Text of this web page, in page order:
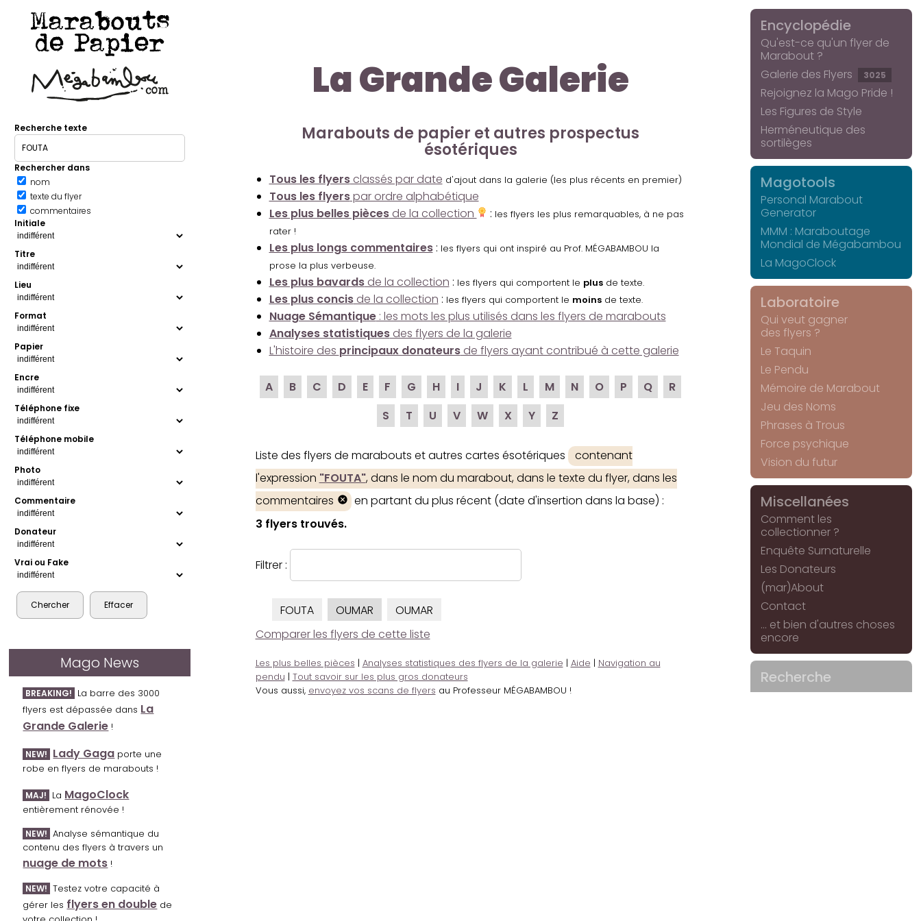
Marabouts
de Papier
Recherche texte
Rechercher dans
nom
texte du flyer
commentaires
Initiale
Titre
Lieu
Format
Papier
Encre
Téléphone fixe
Téléphone mobile
Photo
Commentaire
Donateur
Vrai ou Fake
Mago News
BREAKING! La barre des 3000
flyers est dépassée dans La
Grande Galerie !
NEW! Lady Gaga porte une
robe en flyers de marabouts !
MAJ! La MagoClock
entièrement rénovée !
NEW! Analyse sémantique du
contenu des flyers à travers un
nuage de mots !
NEW! Testez votre capacité à
gérer les flyers en double de
La Grande Galerie
Marabouts de papier et autres prospectus
ésotériques
Tous les flyersclassés par date d'ajout dans la galerie (les plus récents en premier)
Tous les flyerspar ordre alphabétique
Les plus belles piècesde la collection : les flyers les plus remarquables, à ne pas
rater !
Les plus longs commentaires: les flyers qui ont inspiré au Prof. MÉGABAMBOU la
prose la plus verbeuse.
Les plus bavardsde la collection : les flyers qui comportent le plusde texte.
Les plus concisde la collection : les flyers qui comportent le moinsde texte.
Nuage Sémantique: les mots les plus utilisés dans les flyers de marabouts
Analyses statistiquesdes flyers de la galerie
L'histoire des principaux donateursde flyers ayant contribué à cette galerie
A B C D E F G H I J K L M N O P Q
R
S
T U V W X Y Z
Liste des flyers de marabouts et autres cartes ésotériques
contenant
l'expression "FOUTA", dans le nom du marabout, dans le texte du flyer, dans les
commentaires
en partant du plus récent (date d'insertion dans la base) :
3 flyers trouvés.
Filtrer :
FOUTA OUMAR
OUMAR
Comparer les flyers de cette liste
Les plus belles pièces | Analyses statistiques des flyers de la galerie | Aide | Navigation au
pendu | Tout savoir sur les plus gros donateurs
Vous aussi, envoyez vos scans de flyers au Professeur MÉGABAMBOU !
Encyclopédie
Qu'est-ce qu'un flyer de
Marabout ?
Galerie des Flyers
3025
Rejoignez la Mago Pride !
Les Figures de Style
Herméneutique des
sortilèges
Magotools
Personal Marabout
Generator
MMM : Maraboutage
Mondial de Mégabambou
La MagoClock
Laboratoire
Qui veut gagner
des flyers ?
Le Taquin
Le Pendu
Mémoire de Marabout
Jeu des Noms
Phrases à Trous
Force psychique
Vision du futur
Miscellanées
Comment les
collectionner ?
Enquête Surnaturelle
Les Donateurs
(mar)About
Contact
... et bien d'autres choses
encore
Recherche